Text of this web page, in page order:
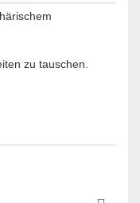
zu tauschen.